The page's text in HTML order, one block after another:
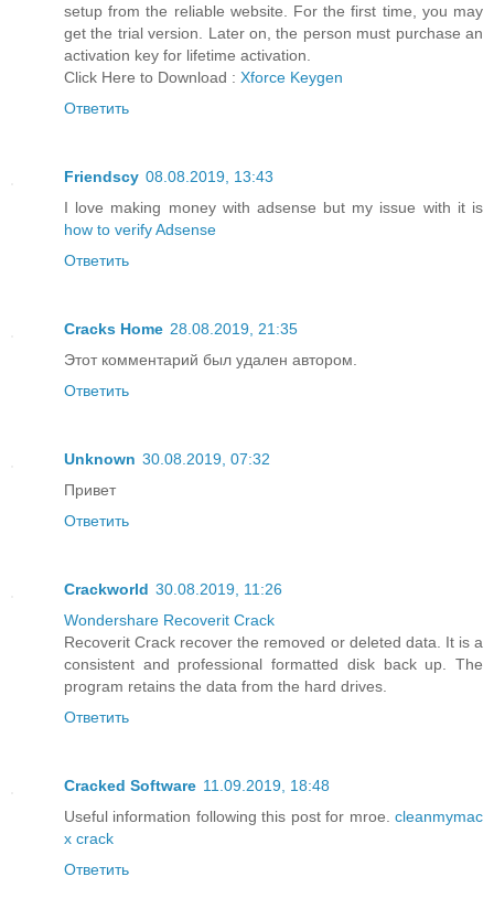
setup from the reliable website. For the first time, you may
get the trial version. Later on, the person must purchase an
activation key for lifetime activation.
Click Here to Download : Xforce Keygen
Ответить
Friendscy 08.08.2019, 13:43
I love making money with adsense but my issue with it is
how to verify Adsense
Ответить
Cracks Home 28.08.2019, 21:35
Этот комментарий был удален автором.
Ответить
Unknown 30.08.2019, 07:32
Привет
Ответить
Crackworld 30.08.2019, 11:26
Wondershare Recoverit Crack
Recoverit Crack recover the removed or deleted data. It is a
consistent and professional formatted disk back up. The
program retains the data from the hard drives.
Ответить
Cracked Software 11.09.2019, 18:48
Useful information following this post for mroe. cleanmymac
x crack
Ответить